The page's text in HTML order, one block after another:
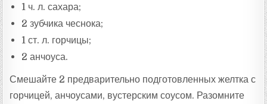
1 ч. л. сахара;
2 зубчика чеснока;
1 ст. л. горчицы;
2 анчоуса.
Смешайте 2 предварительно подготовленных желтка с
горчицей, анчоусами, вустерским соусом. Разомните